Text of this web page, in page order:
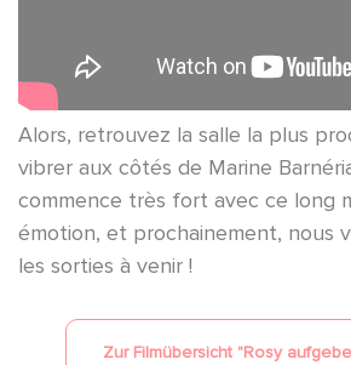
Alors, retrouvez la salle la plus
vibrer aux côtés de Marine
commence très fort avec ce long
émotion, et prochainement, nous
les sorties à venir !
Zur Filmübersicht "Rosy